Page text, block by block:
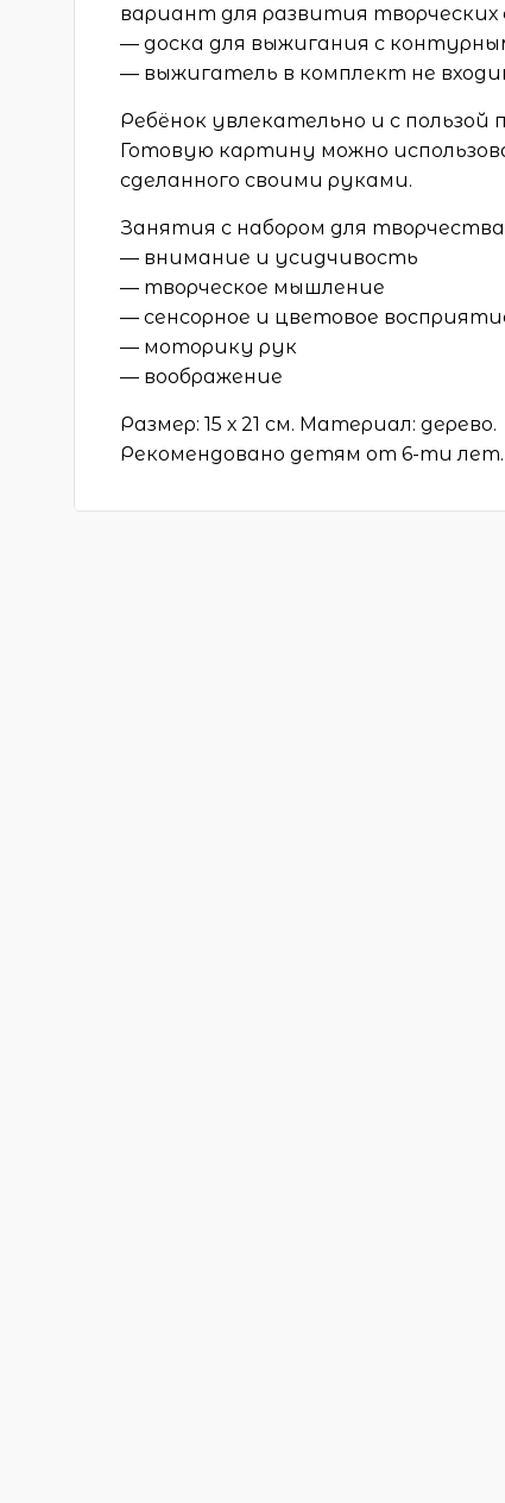
вариант для развития творческих
— доска для выжигания с
— выжигатель в комплект не
Ребёнок увлекательно и с
Готовую картину можно
сделанного своими руками.
Занятия с набором для
— внимание и усидчивость
— творческое мышление
— сенсорное и цветовое
— моторику рук
— воображение
Размер: 15 х 21 см. Материал: дерево.
Рекомендовано детям от 6-ти лет.